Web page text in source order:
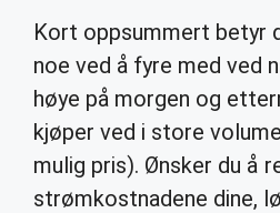
Kort oppsummert betyr
noe ved å fyre med ved
høye på morgen og
kjøper ved i store
mulig pris). Ønsker du å
strømkostnadene dine,